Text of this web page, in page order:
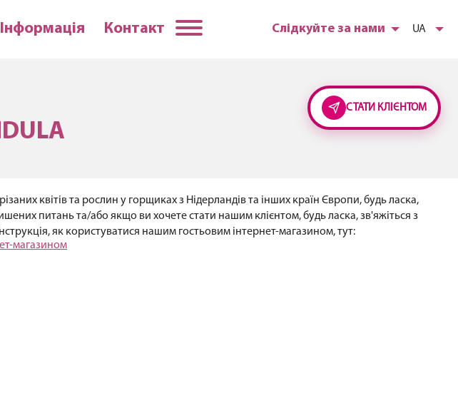
Слідкуйте за нами UA
Інформація Контакт
квітів та рослин у горщиках з Нідерландів та інших країн Європи, будь ласка,
питань та/або якщо ви хочете стати нашим клієнтом, будь ласка, зв'яжіться з
як користуватися нашим гостьовим інтернет-магазином, тут:
магазином
СТАТИ КЛІЄНТОМ